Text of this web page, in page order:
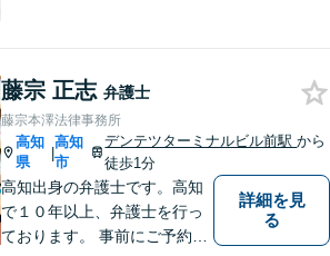
藤宗 正志 弁護士
藤宗本澤法律事務所
高知
県
|
高知
市
デンテツターミナルビル前駅から
徒歩1分
高知出身の弁護士です。高知
で１０年以上、弁護士を行っ
ております。 事前にご予約を
詳細を見
る